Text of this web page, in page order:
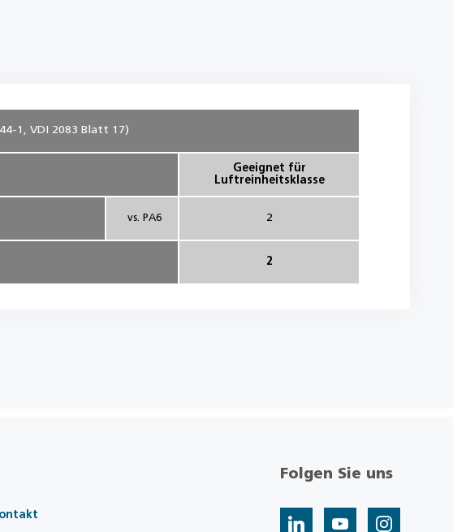
1, VDI 2083 Blatt 17)
Geeignet für
Luftreinheitsklasse
vs. PA6 2
2
Folgen Sie uns